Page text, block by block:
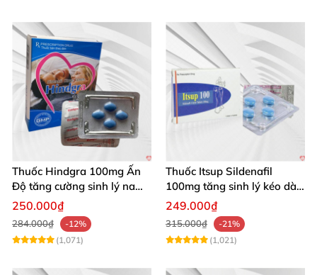
Thuốc Hindgra 100mg Ấn
Độ tăng cường sinh lý nam
hindgra-100 chống xts
cương dương
250.000₫
284.000₫
-12%
(1,071)
Thuốc Itsup Sildenafil
100mg tăng sinh lý kéo dài
quan hệ nam giới
249.000₫
315.000₫
-21%
(1,021)